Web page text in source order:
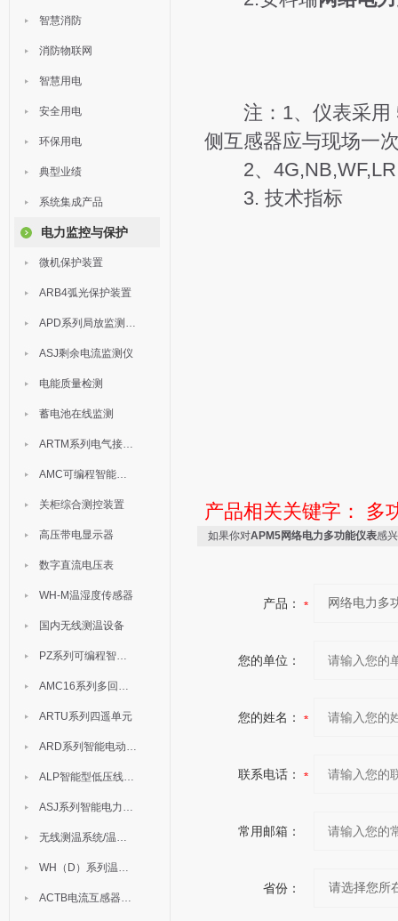
智慧消防
消防物联网
智慧用电
安全用电
环保用电
典型业绩
系统集成产品
电力监控与保护
微机保护装置
ARB4弧光保护装置
APD系列局放监测装置
ASJ剩余电流监测仪
电能质量检测
蓄电池在线监测
ARTM系列电气接点测温装置
AMC可编程智能电测表
关柜综合测控装置
高压带电显示器
数字直流电压表
WH-M温湿度传感器
国内无线测温设备
PZ系列可编程智能表
AMC16系列多回路监控装置
ARTU系列四遥单元
ARD系列智能电动机保护器
ALP智能型低压线路保护装置
ASJ系列智能电力继电器
无线测温系统/温度巡检
WH（D）系列温湿度控制器
ACTB电流互感器过电压保护器
注：1、仪表采用
侧互感器应与现场一
2、
3. 技术指标
产品相关关键字： 多
如果你对APM5网络电力多功能仪表感
产品：
您的单位：
您的姓名：
联系电话：
常用邮箱：
省份：